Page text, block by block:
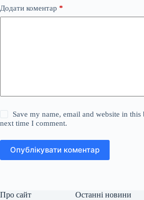
Додати коментар *
Save my name, email and website in this
next time I comment.
Опублікувати коментар
Про сайт Останні новини